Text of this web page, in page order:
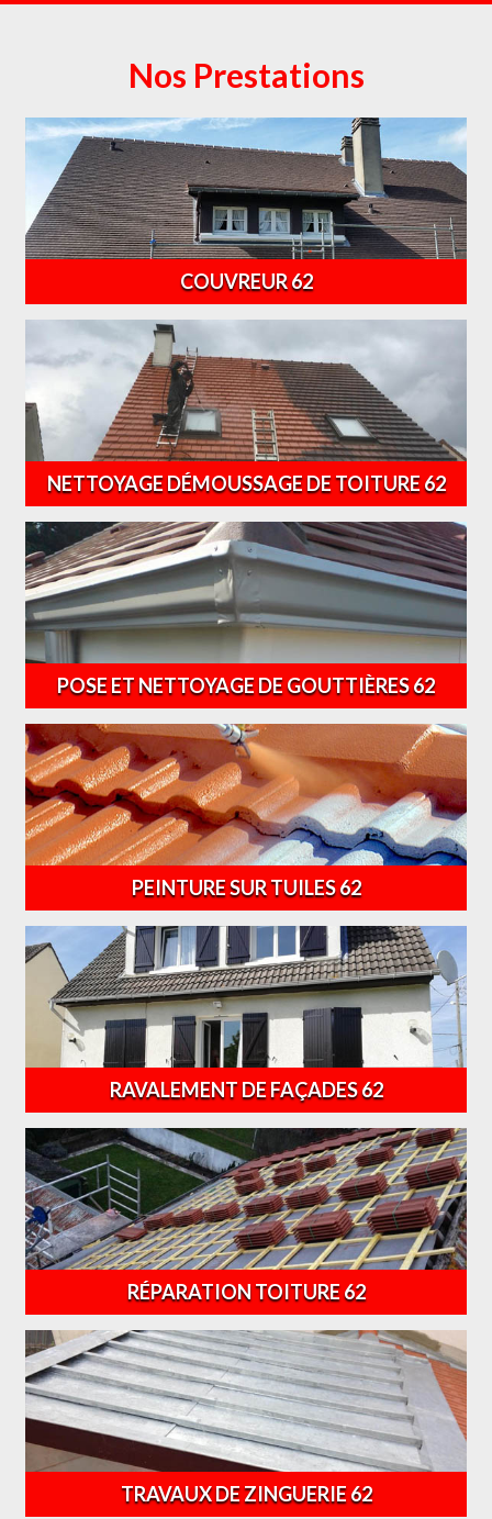
Nos Prestations
COUVREUR 62
NETTOYAGE DÉMOUSSAGE DE TOITURE 62
POSE ET NETTOYAGE DE GOUTTIÈRES 62
PEINTURE SUR TUILES 62
RAVALEMENT DE FAÇADES 62
RÉPARATION TOITURE 62
TRAVAUX DE ZINGUERIE 62